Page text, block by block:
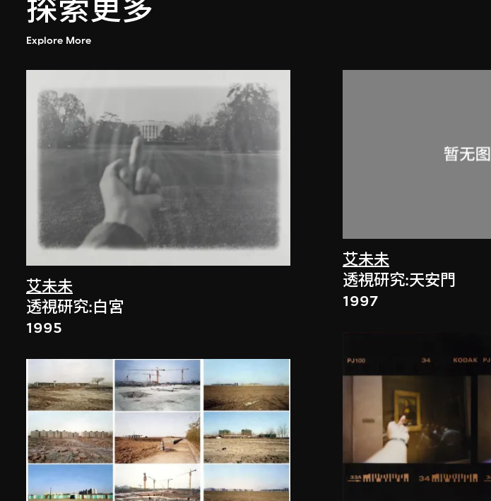
探索更多
Explore More
艾未未
透視研究:白宮
1995
艾未未
透視研究:天安門
1997